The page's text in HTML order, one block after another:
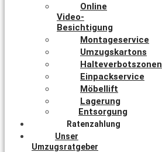
Online
Video-
Besichtigung
Montageservice
Umzugskartons
Halteverbotszonen
Einpackservice
Möbellift
Lagerung
Entsorgung
Ratenzahlung
Unser
Umzugsratgeber